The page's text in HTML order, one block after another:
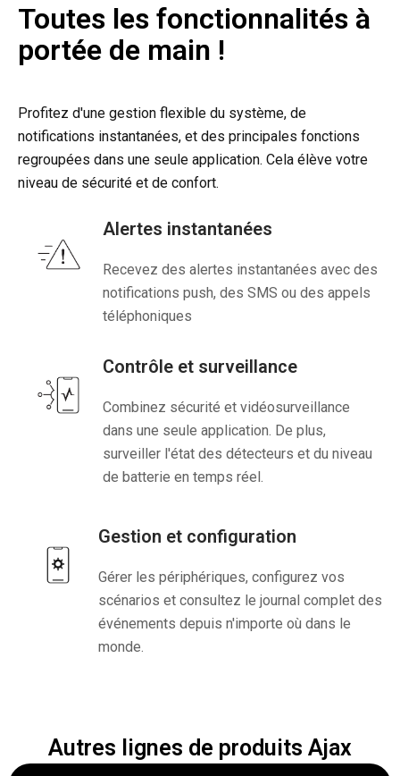
Toutes les fonctionnalités à
portée de main !
Profitez d'une gestion flexible du système, de
notifications instantanées, et des principales fonctions
regroupées dans une seule application. Cela élève votre
niveau de sécurité et de confort.
Alertes instantanées
Recevez des alertes instantanées avec des
notifications push, des SMS ou des appels
téléphoniques
Contrôle et surveillance
Combinez sécurité et vidéosurveillance
dans une seule application. De plus,
surveiller l'état des détecteurs et du niveau
de batterie en temps réel.
Gestion et configuration
Gérer les périphériques, configurez vos
scénarios et consultez le journal complet des
événements depuis n'importe où dans le
monde.
Autres lignes de produits Ajax